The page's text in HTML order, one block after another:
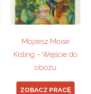
Mojżesz Moise
Kisling – Wejście do
obozu
ZOBACZ PRACĘ